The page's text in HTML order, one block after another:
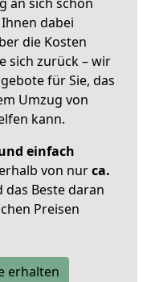
dabei
die Kosten
sich zurück – wir
für Sie, das
Umzug von
kann.
einfach
von nurca.
das Beste daran
Preisen
erhalten